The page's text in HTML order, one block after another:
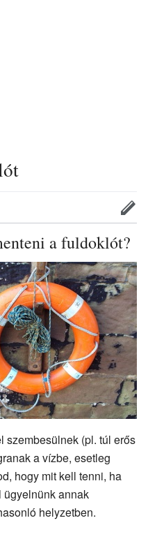
a fuldoklót?
szembesülnek (pl. túl erős
a vízbe, esetleg
hogy mit kell tenni, ha
ügyelnünk annak
helyzetben.